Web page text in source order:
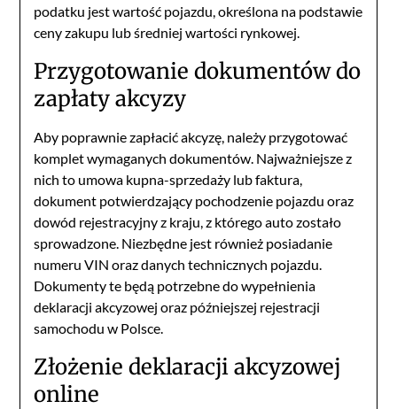
podatku jest wartość pojazdu, określona na podstawie
ceny zakupu lub średniej wartości rynkowej.
Przygotowanie dokumentów do
zapłaty akcyzy
Aby poprawnie zapłacić akcyzę, należy przygotować
komplet wymaganych dokumentów. Najważniejsze z
nich to umowa kupna-sprzedaży lub faktura,
dokument potwierdzający pochodzenie pojazdu oraz
dowód rejestracyjny z kraju, z którego auto zostało
sprowadzone. Niezbędne jest również posiadanie
numeru VIN oraz danych technicznych pojazdu.
Dokumenty te będą potrzebne do wypełnienia
deklaracji akcyzowej oraz późniejszej rejestracji
samochodu w Polsce.
Złożenie deklaracji akcyzowej
online